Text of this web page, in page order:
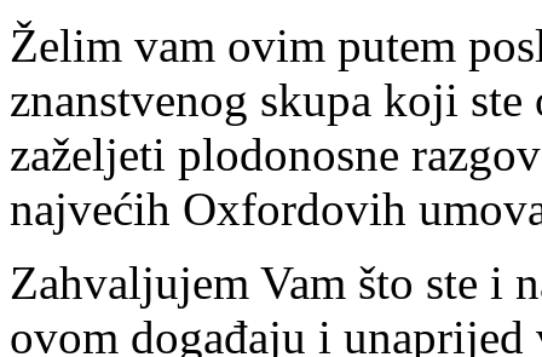
Želim vam ovim putem
znanstvenog skupa koji
zaželjeti plodonosne
najvećih Oxfordovih
Zahvaljujem Vam što ste i
ovom događaju i